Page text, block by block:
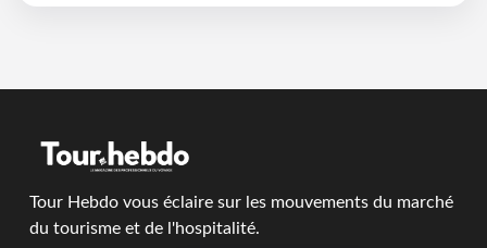
Tour Hebdo vous éclaire sur les mouvements du marché
du tourisme et de l'hospitalité.